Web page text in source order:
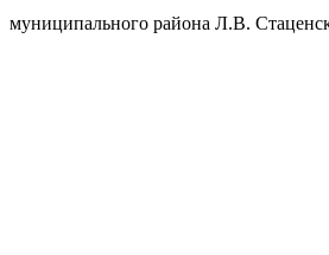
муниципального района Л.В.